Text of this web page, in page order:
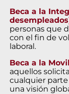
Beca a la
personas que
con el fin de
laboral.
Beca a la
aquellos
cualquier
una visión